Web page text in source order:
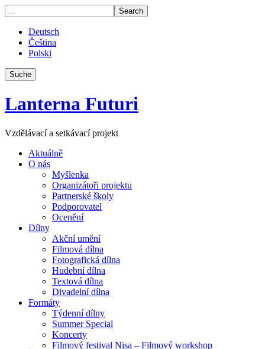
Deutsch
Čeština
Polski
Suche
Lanterna Futuri
Vzdělávací a setkávací projekt
Aktuálně
O nás
Myšlenka
Organizátoři projektu
Partnerské školy
Podporovatel
Ocenění
Dílny
Akční umění
Filmová dílna
Fotografická dílna
Hudební dílna
Textová dílna
Divadelní dílna
Formáty
Týdenní dílny
Summer Special
Koncerty
Filmový festival Nisa – Filmový workshop